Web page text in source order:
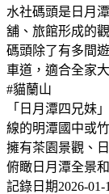
水社碼頭是日月
舖、旅館形成的
碼頭除了有多間
車道，適合全家
#貓蘭山
「日月潭四兄妹
線的明潭國中或
擁有茶園景觀、
俯瞰日月潭全景
記錄日期2026-01-